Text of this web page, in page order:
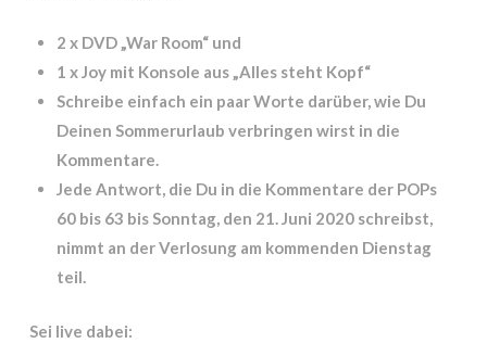
2 x DVD „War Room“ und
1 x Joy mit Konsole aus „Alles steht Kopf“
Schreibe einfach ein paar Worte darüber, wie Du
Deinen Sommerurlaub verbringen wirst in die
Kommentare.
Jede Antwort, die Du in die Kommentare der POPs
60 bis 63 bis Sonntag, den 21. Juni 2020 schreibst,
nimmt an der Verlosung am kommenden Dienstag
teil.
Sei live dabei: